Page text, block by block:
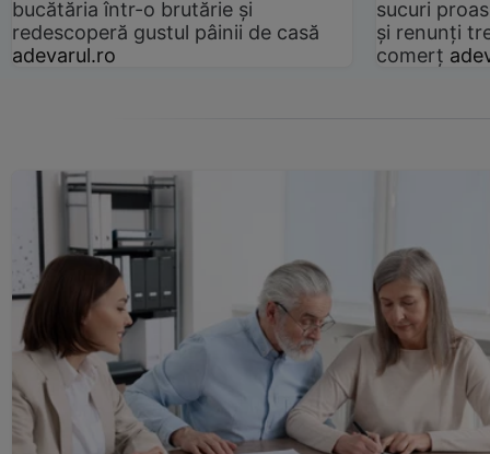
bucătăria într-o brutărie și
redescoperă gustul pâinii de casă
adevarul.ro
sucuri
și renunți
comerț